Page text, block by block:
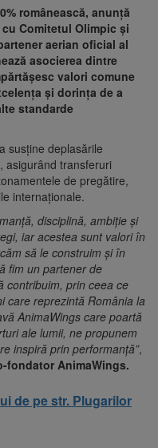
românească, anunță
Comitetul Olimpic și
aerian oficial al
asocierea dintre
valori comune
și dorința de a
standarde
susține deplasările
asigurând transferuri
de pregătire,
internaționale.
disciplină, ambiție și
iar acestea sunt valori în
să le construim și în
fim un partener de
contribuim, prin ceea ce
care reprezintă România la
AnimaWings care poartă
ale lumii, ne propunem
inspiră prin performanță”,
fondator AnimaWings.
de pe str. Plugarilor